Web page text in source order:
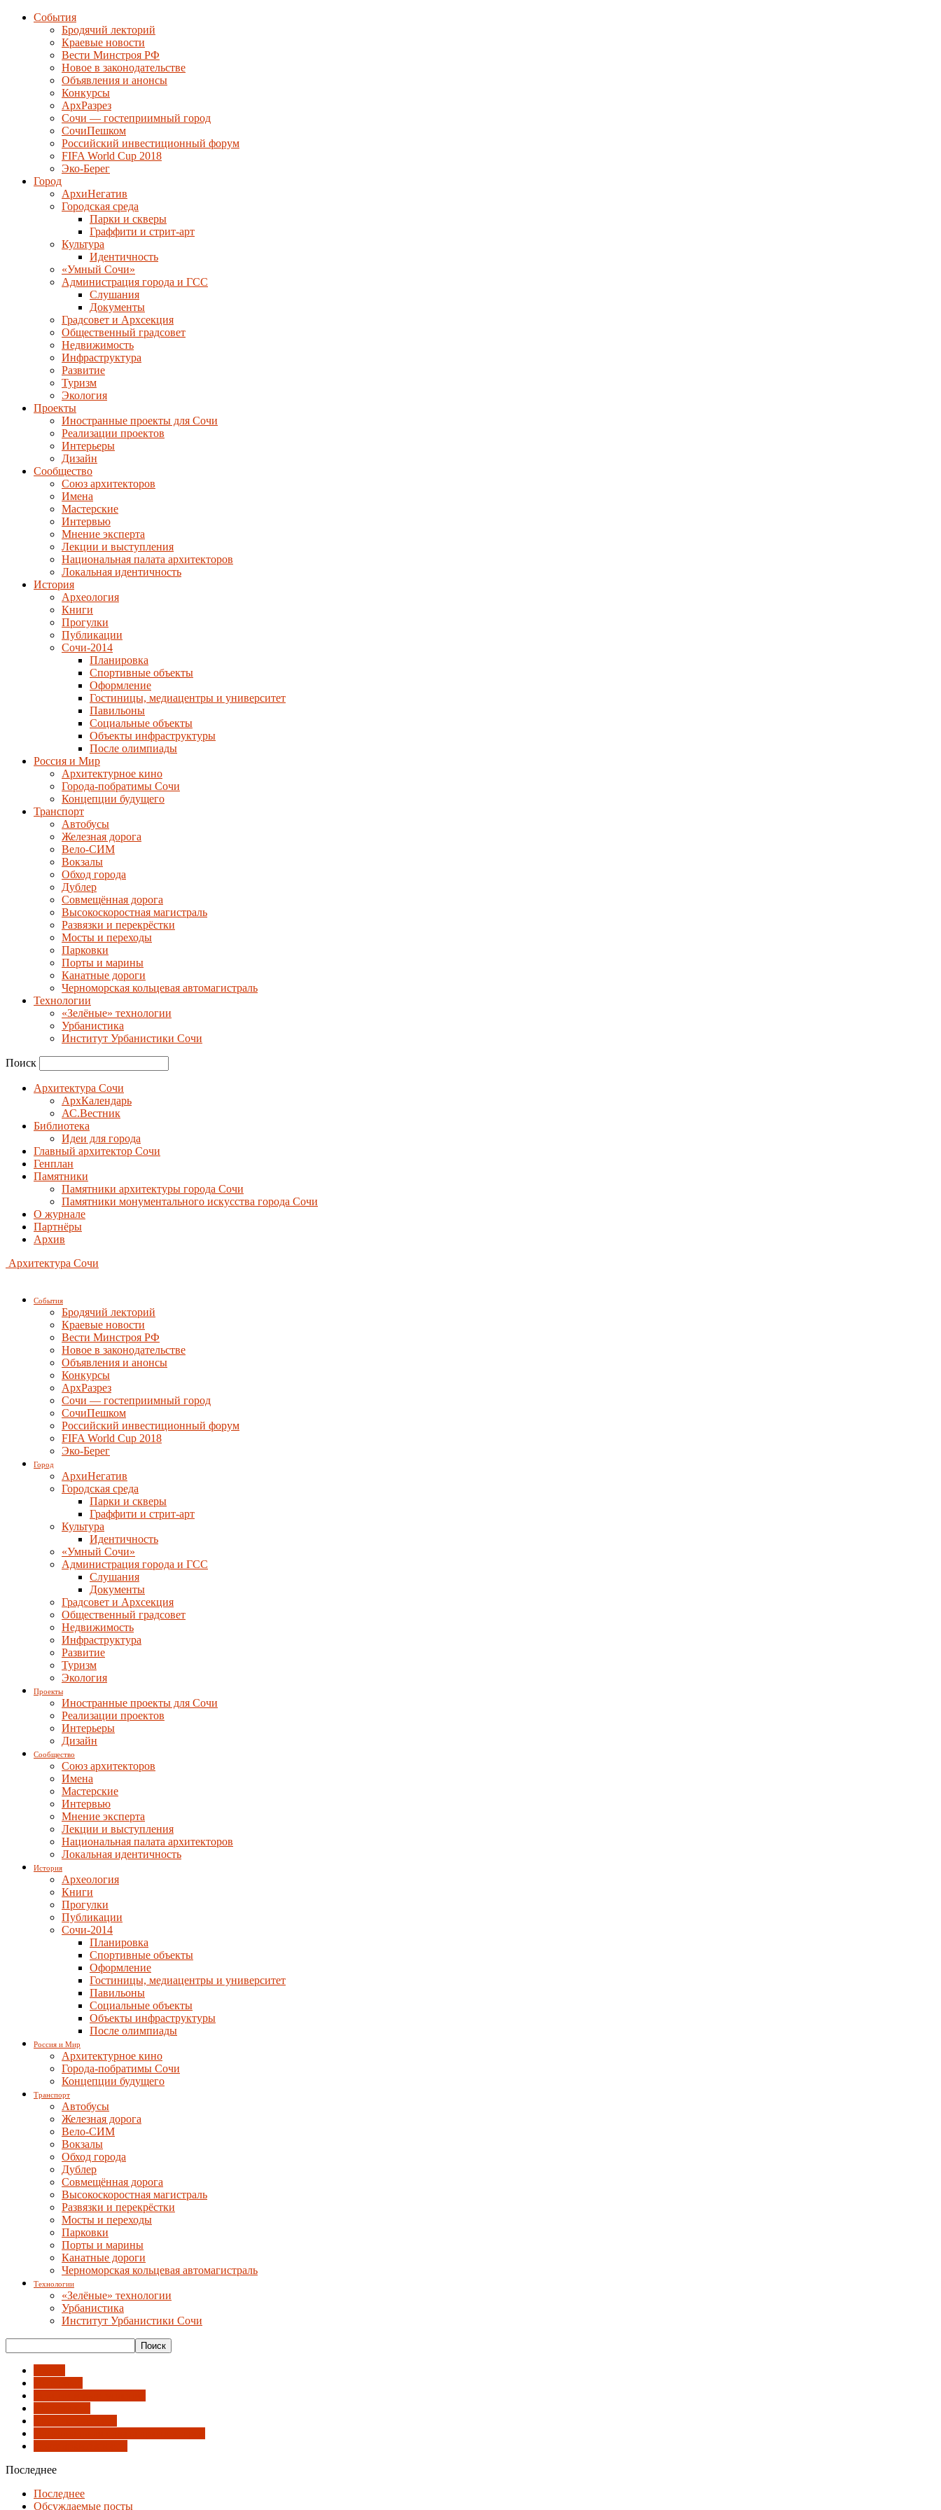
События
Бродячий лекторий
Краевые новости
Вести Минстроя РФ
Новое в законодательстве
Объявления и анонсы
Конкурсы
АрхРазрез
Сочи — гостеприимный город
СочиПешком
Российский инвестиционный форум
FIFA World Cup 2018
Эко-Берег
Город
АрхиНегатив
Городская среда
Парки и скверы
Граффити и стрит-арт
Культура
Идентичность
«Умный Сочи»
Администрация города и ГСС
Слушания
Документы
Градсовет и Архсекция
Общественный градсовет
Недвижимость
Инфраструктура
Развитие
Туризм
Экология
Проекты
Иностранные проекты для Сочи
Реализации проектов
Интерьеры
Дизайн
Сообщество
Союз архитекторов
Имена
Мастерские
Интервью
Мнение эксперта
Лекции и выступления
Национальная палата архитекторов
Локальная идентичность
История
Археология
Книги
Прогулки
Публикации
Сочи-2014
Планировка
Спортивные объекты
Оформление
Гостиницы, медиацентры и университет
Павильоны
Социальные объекты
Объекты инфраструктуры
После олимпиады
Россия и Мир
Архитектурное кино
Города-побратимы Сочи
Концепции будущего
Транспорт
Автобусы
Железная дорога
Вело-СИМ
Вокзалы
Обход города
Дублер
Совмещённая дорога
Высокоскоростная магистраль
Развязки и перекрёстки
Мосты и переходы
Парковки
Порты и марины
Канатные дороги
Черноморская кольцевая автомагистраль
Технологии
«Зелёные» технологии
Урбанистика
Институт Урбанистики Сочи
Поиск
Архитектура Сочи
АрхКалендарь
АС.Вестник
Библиотека
Идеи для города
Главный архитектор Сочи
Генплан
Памятники
Памятники архитектуры города Сочи
Памятники монументального искусства города Сочи
О журнале
Партнёры
Архив
Архитектура Сочи
События
Бродячий лекторий
Краевые новости
Вести Минстроя РФ
Новое в законодательстве
Объявления и анонсы
Конкурсы
АрхРазрез
Сочи — гостеприимный город
СочиПешком
Российский инвестиционный форум
FIFA World Cup 2018
Эко-Берег
Город
АрхиНегатив
Городская среда
Парки и скверы
Граффити и стрит-арт
Культура
Идентичность
«Умный Сочи»
Администрация города и ГСС
Слушания
Документы
Градсовет и Архсекция
Общественный градсовет
Недвижимость
Инфраструктура
Развитие
Туризм
Экология
Проекты
Иностранные проекты для Сочи
Реализации проектов
Интерьеры
Дизайн
Сообщество
Союз архитекторов
Имена
Мастерские
Интервью
Мнение эксперта
Лекции и выступления
Национальная палата архитекторов
Локальная идентичность
История
Археология
Книги
Прогулки
Публикации
Сочи-2014
Планировка
Спортивные объекты
Оформление
Гостиницы, медиацентры и университет
Павильоны
Социальные объекты
Объекты инфраструктуры
После олимпиады
Россия и Мир
Архитектурное кино
Города-побратимы Сочи
Концепции будущего
Транспорт
Автобусы
Железная дорога
Вело-СИМ
Вокзалы
Обход города
Дублер
Совмещённая дорога
Высокоскоростная магистраль
Развязки и перекрёстки
Мосты и переходы
Парковки
Порты и марины
Канатные дороги
Черноморская кольцевая автомагистраль
Технологии
«Зелёные» технологии
Урбанистика
Институт Урбанистики Сочи
Последнее
Последнее
Обсуждаемые посты